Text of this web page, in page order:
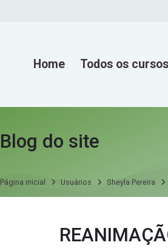
Home Todos os cursos
Blog do site
Página inicial Usuários Sheyla Pereira
Mensagens do